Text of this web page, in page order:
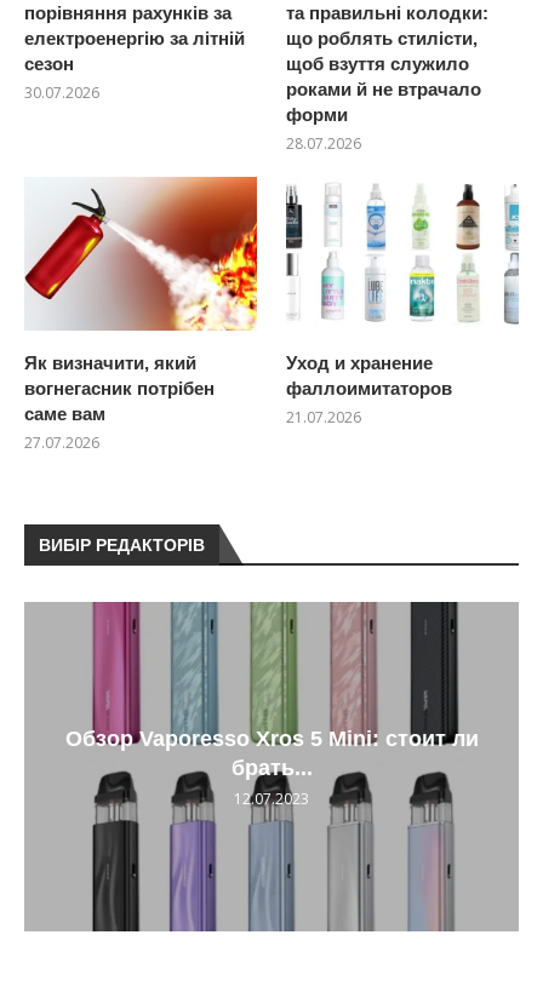
порівняння рахунків за
електроенергію за літній
сезон
30.07.2026
та правильні колодки:
що роблять стилісти,
щоб взуття служило
роками й не втрачало
форми
28.07.2026
Як визначити, який
вогнегасник потрібен
саме вам
27.07.2026
Уход и хранение
фаллоимитаторов
21.07.2026
ВИБІР РЕДАКТОРІВ
Обзор Vaporesso Xros 5 Mini: стоит ли
брать...
12.07.2023